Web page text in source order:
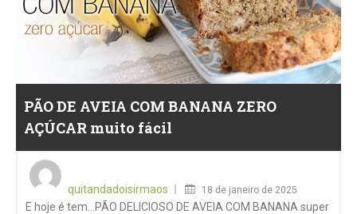
PÃO DE AVEIA COM BANANA ZERO
AÇÚCAR muito fácil
quitandadoisirmaos
18 de janeiro de 2025
E hoje é tem…PÃO DELICIOSO DE AVEIA COM BANANA super